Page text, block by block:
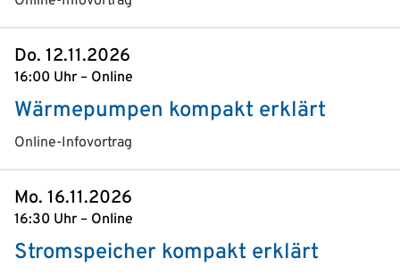
Do. 12.11.2026
16:00 Uhr – Online
Wärmepumpen kompakt erklärt
Online-Infovortrag
Mo. 16.11.2026
16:30 Uhr – Online
Stromspeicher kompakt erklärt